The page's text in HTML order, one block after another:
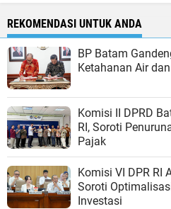
REKOMENDASI UNTUK ANDA
BP Batam
Ketahanan Air
Komisi II DPRD
RI, Soroti
Pajak
Komisi VI DPR RI
Soroti
Investasi